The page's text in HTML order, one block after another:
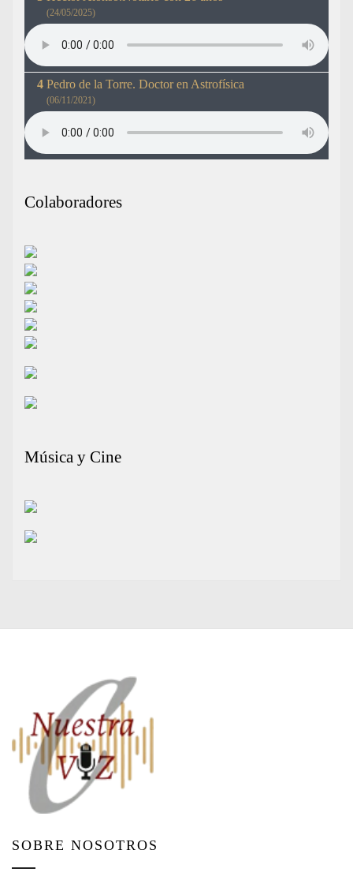
(24/05/2025)
Pedro de la Torre. Doctor en Astrofísica
(06/11/2021)
Colaboradores
Música y Cine
SOBRE NOSOTROS